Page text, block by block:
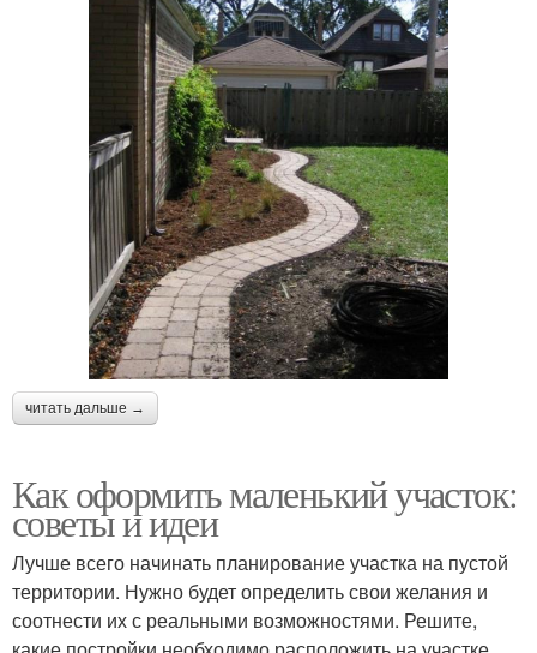
читать дальше →
Как оформить маленький участок:
советы и идеи
Лучше всего начинать планирование участка на пустой
территории. Нужно будет определить свои желания и
соотнести их с реальными возможностями. Решите,